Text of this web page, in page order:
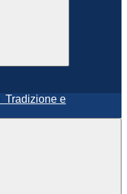
Tradizione e